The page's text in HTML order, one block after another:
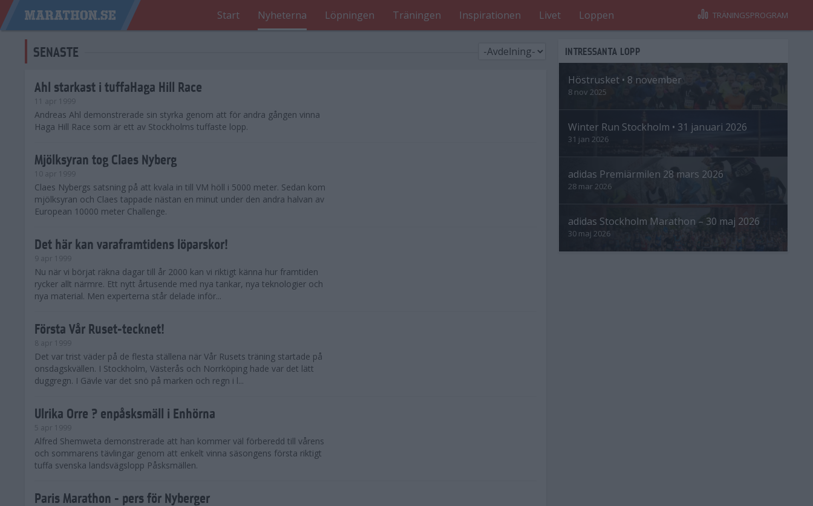
Start Nyheterna Löpningen Träningen Inspirationen Livet Loppen TRÄNINGSPROGRAM
SENASTE
Ahl starkast i tuffaHaga Hill Race
11 apr 1999
Andreas Ahl demonstrerade sin styrka genom att för andra gången vinna
Haga Hill Race som är ett av Stockholms tuffaste lopp.
Mjölksyran tog Claes Nyberg
10 apr 1999
Claes Nybergs satsning på att kvala in till VM höll i 5000 meter. Sedan kom
mjölksyran och Claes tappade nästan en minut under den andra halvan av
European 10000 meter Challenge.
Det här kan varaframtidens löparskor!
9 apr 1999
Nu när vi börjat räkna dagar till år 2000 kan vi riktigt känna hur framtiden
rycker allt närmre. Ett nytt årtusende med nya tankar, nya teknologier och
nya material. Men experterna står delade inför...
Första Vår Ruset-tecknet!
8 apr 1999
Det var trist väder på de flesta ställena när Vår Rusets träning startade på
onsdagskvällen. I Stockholm, Västerås och Norrköping hade var det lätt
duggregn. I Gävle var det snö på marken och regn i l...
Ulrika Orre ? enpåsksmäll i Enhörna
5 apr 1999
Alfred Shemweta demonstrerade att han kommer väl förberedd till vårens
och sommarens tävlingar genom att enkelt vinna säsongens första riktigt
tuffa svenska landsvägslopp Påsksmällen.
Paris Marathon - pers för Nyberger
INTRESSANTA LOPP
Höstrusket • 8 november
8 nov 2025
Winter Run Stockholm • 31 januari 2026
31 jan 2026
adidas Premiärmilen 28 mars 2026
28 mar 2026
adidas Stockholm Marathon – 30 maj 2026
30 maj 2026